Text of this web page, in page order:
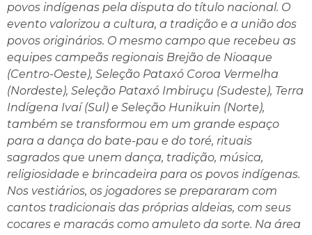
povos indígenas pela disputa do título nacional. O
evento valorizou a cultura, a tradição e a união dos
povos originários. O mesmo campo que recebeu as
equipes campeãs regionais Brejão de Nioaque
(Centro-Oeste), Seleção Pataxó Coroa Vermelha
(Nordeste), Seleção Pataxó Imbiruçu (Sudeste), Terra
Indígena Ivaí (Sul) e Seleção Hunikuin (Norte),
também se transformou em um grande espaço
para a dança do bate-pau e do toré, rituais
sagrados que unem dança, tradição, música,
religiosidade e brincadeira para os povos indígenas.
Nos vestiários, os jogadores se prepararam com
cantos tradicionais das próprias aldeias, com seus
cocares e maracás como amuleto da sorte. Na área